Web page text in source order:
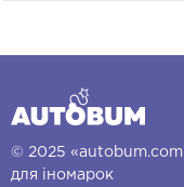
© 2025
для іномарок